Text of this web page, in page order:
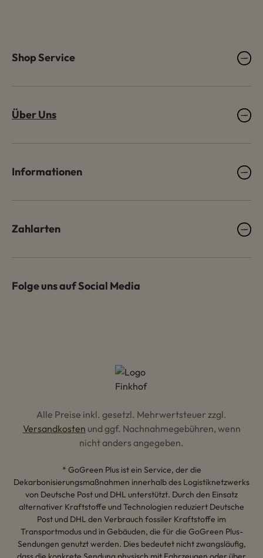
Shop Service
Über Uns
Informationen
Zahlarten
Folge uns auf Social Media
Alle Preise inkl. gesetzl. Mehrwertsteuer zzgl.
Versandkosten und ggf. Nachnahmegebühren, wenn
nicht anders angegeben.
* GoGreen Plus ist ein Service, der die
Dekarbonisierungsmaßnahmen innerhalb des Logistiknetzwerks
von Deutsche Post und DHL unterstützt. Durch den Einsatz
alternativer Kraftstoffe und Technologien reduziert Deutsche
Post und DHL den Verbrauch fossiler Kraftstoffe im
Transportmodus und in Gebäuden, die für die GoGreen Plus-
Sendungen genutzt werden. Dies bedeutet nicht zwangsläufig,